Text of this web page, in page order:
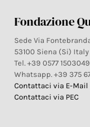
Fondazione
Sede Via
53100 Siena (Si) Italy
Tel. +39 0577 1503049
Whatsapp. +39 375
Contattaci via E-Mail
Contattaci via PEC